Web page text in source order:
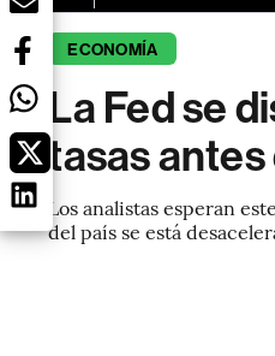
ECONOMÍA
La Fed se
tasas
Los analistas esperan
del país se está